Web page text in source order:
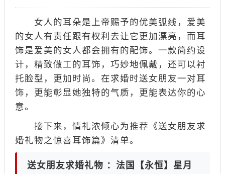
女人的耳朵是上帝赐予的优美弧线，爱美
的女人有责任跟有权利去让它更加漂亮，而耳
饰是爱美的女人都会拥有的配饰。一款简约设
计，精致做工的耳饰，巧妙地佩戴，还可以衬
托脸型，更加时尚。在求婚时送女朋友一对耳
饰，更能彰显她独特的气质，更能表达你的心
意。
接下来，情礼浓倾心为推荐《送女朋友求
婚礼物之惊喜耳饰篇》清单。
送女朋友求婚礼物 ：法国【永恒】星月